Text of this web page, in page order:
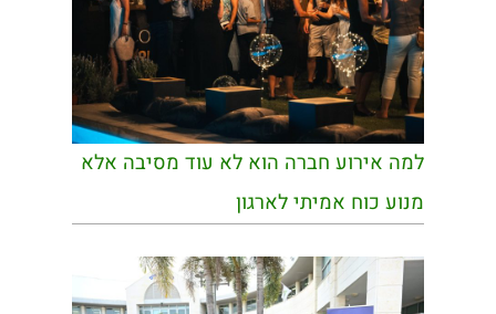
למה אירוע חברה הוא לא עוד מסיבה אלא
מנוע כוח אמיתי לארגון